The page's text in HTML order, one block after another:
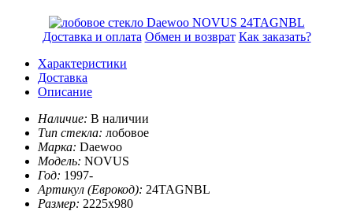
Доставка и оплата Обмен и возврат Как заказать?
Характеристики
Доставка
Описание
Наличие: В наличии
Тип стекла: лобовое
Марка: Daewoo
Модель: NOVUS
Год: 1997-
Артикул (Еврокод): 24TAGNBL
Размер: 2225х980